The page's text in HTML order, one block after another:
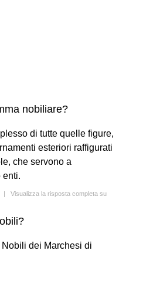
nobiliare?
di tutte quelle figure,
esteriori raffigurati
che servono a
enti.
| Visualizza la risposta completa su
dei Marchesi di